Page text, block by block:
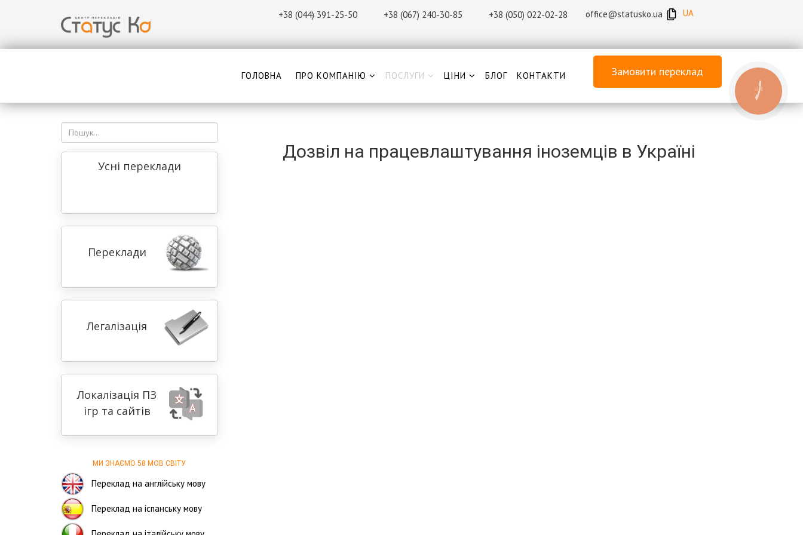
+38 (044) 391-25-50 +38 (067) 240-30-85 +38 (050) 022-02-28 office@statusko.ua UA
ГОЛОВНА ПРО КОМПАНІЮ ПОСЛУГИ ЦІНИ БЛОГ КОНТАКТИ Замовити переклад
Усні переклади
Переклади
Легалізація
Локалізація ПЗ
ігр та сайтів
МИ ЗНАЄМО 58 МОВ СВІТУ
Переклад на англійську мову
Переклад на іспанську мову
Дозвіл на працевлаштування іноземців в Україні
КНОПКА
ЗВ'ЯЗКУ